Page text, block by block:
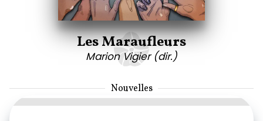
Les Maraufleurs
Marion Vigier (dir.)
Nouvelles